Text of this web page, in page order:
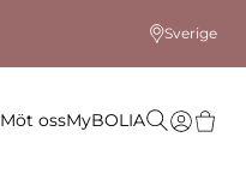
Sverige
Möt ossMyBOLIA